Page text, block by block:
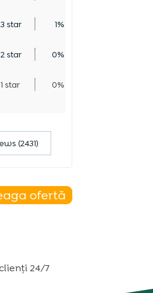
3 star 1%
2 star 0%
1 star 0%
(2431)
ofertă
24/7